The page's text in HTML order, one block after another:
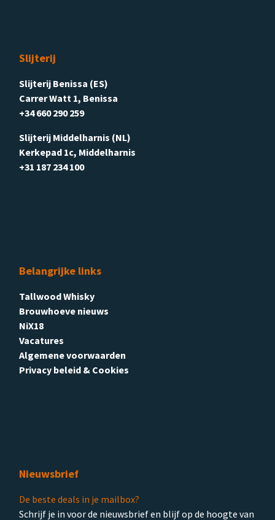
Slijterij
Slijterij Benissa (ES)
Carrer Watt 1, Benissa
+34 660 290 259
Slijterij Middelharnis (NL)
Kerkepad 1c, Middelharnis
+31 187 234 100
Belangrijke links
Tallwood Whisky
Brouwhoeve nieuws
NiX18
Vacatures
Algemene voorwaarden
Privacy beleid & Cookies
Nieuwsbrief
De beste deals in je mailbox?
Schrijf je in voor de nieuwsbrief en blijf op de hoogte van